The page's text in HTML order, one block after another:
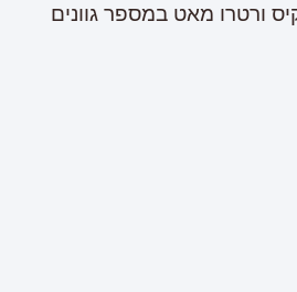
ורטרו מאט במספר גוונים